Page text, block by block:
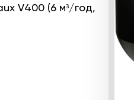
V400 (6 м³/год,